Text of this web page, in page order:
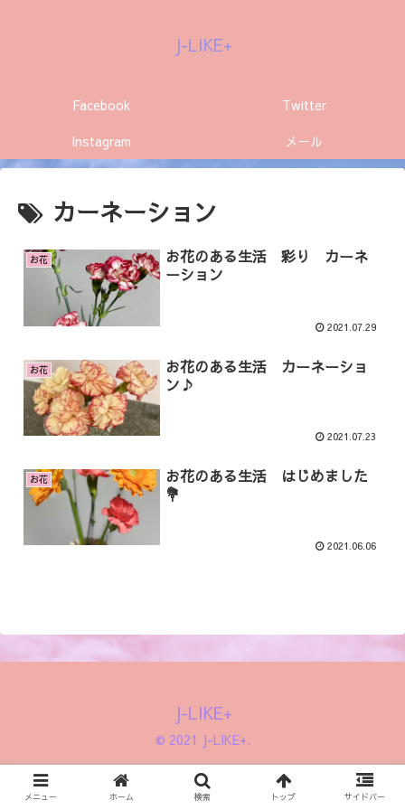
J-LIKE+
Facebook
Twitter
Instagram
メール
カーネーション
お花
お花のある生活 彩り カーネ
ーション
2021.07.29
お花
お花のある生活 カーネーショ
ン♪
2021.07.23
お花
お花のある生活 はじめました
💐
2021.06.06
J-LIKE+
© 2021 J-LIKE+.
メニュー ホーム 検索 トップ サイドバー